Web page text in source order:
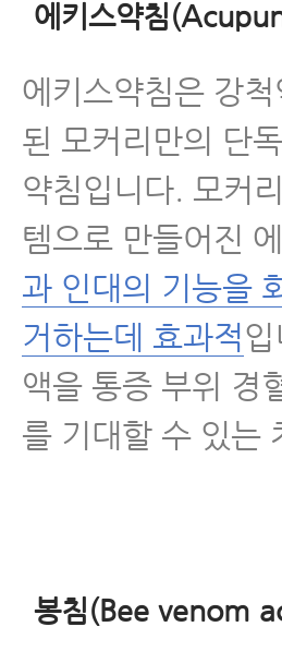
에키스약침
에키스약침은 강
된 모커리만의 단
약침입니다. 모커
템으로 만들어진
과 인대의 기능을
거하는데 효과적
액을 통증 부위 경
를 기대할 수 있는
봉침(Bee venom